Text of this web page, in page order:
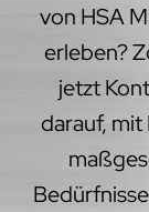
von HSA
erleben?
jetzt
darauf,